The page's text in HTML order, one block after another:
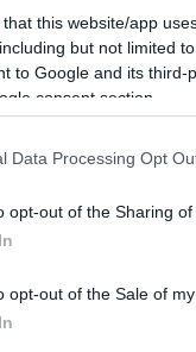
that this website/app
but not limited
to Google and its
consent section.
Data Processing Opt
opt-out of the Sharing of
opt-out of the Sale of
ή μια
χωρική
από τον
Είναι
δημιουργική
να
τον τρόπο